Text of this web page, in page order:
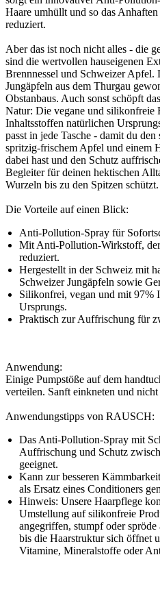
Haare umhüllt und so das
reduziert.
Aber das ist noch nicht alles - die
sind die wertvollen hauseigenen
Brennnessel und Schweizer
Jungäpfeln aus dem Thurgau
Obstanbaus. Auch sonst schöpft
Natur: Die vegane und silikonfreie
Inhaltsstoffen natürlichen
passt in jede Tasche - damit du
spritzig-frischem Apfel und einem
dabei hast und den Schutz
Begleiter für deinen hektischen
Wurzeln bis zu den Spitzen schützt.
Die Vorteile auf einen Blick:
Anti-Pollution-Spray für
Mit Anti-Pollution-Wirkstoff,
reduziert.
Hergestellt in der Schweiz mit
Schweizer Jungäpfeln sowie
Silikonfrei, vegan und mit 97%
Ursprungs.
Praktisch zur Auffrischung für
Anwendung:
Einige Pumpstöße auf dem
verteilen. Sanft einkneten und nicht
Anwendungstipps von RAUSCH:
Das Anti-Pollution-Spray mit
Auffrischung und Schutz
geeignet.
Kann zur besseren
als Ersatz eines Conditioners
Hinweis: Unsere Haarpflege
Umstellung auf silikonfreie
angegriffen, stumpf oder spröde
bis die Haarstruktur sich öffnet
Vitamine, Mineralstoffe oder